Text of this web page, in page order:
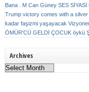
Bana . M Can Güney SES SİYASİ
Trump victory comes with a
kadar faşizmi yaşayacak
ÖMÜR'CÜ GELDİ ÇOCUK öykü
Archives
Archives